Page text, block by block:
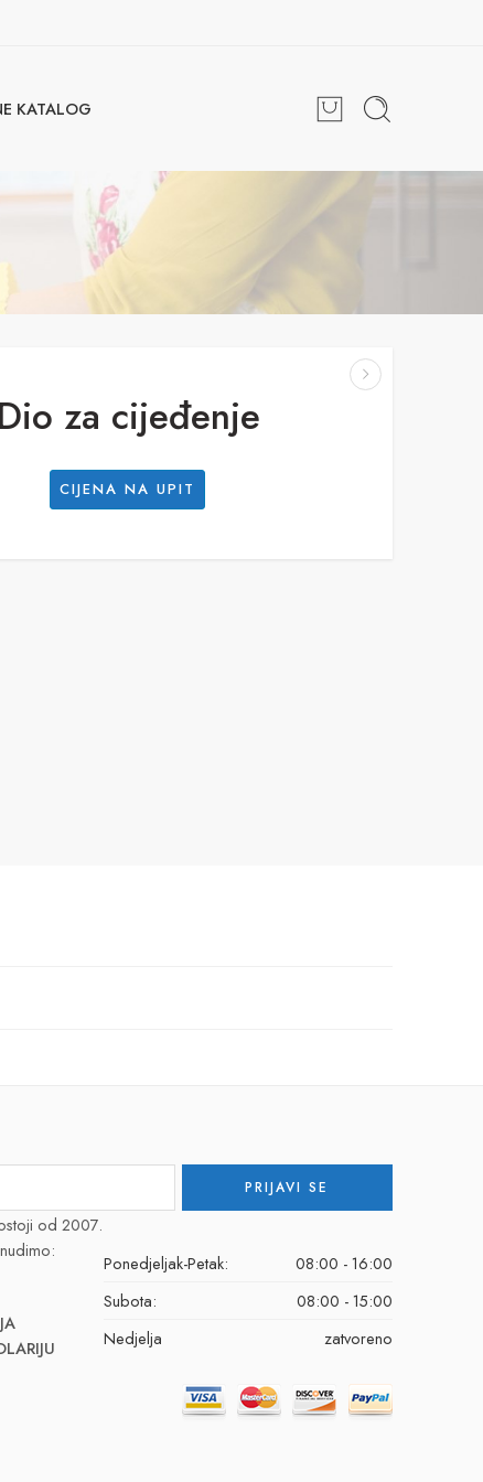
KATALOG
Dio za cijeđenje
CIJENA NA UPIT
od 2007.
Ponedjeljak-Petak:
08:00 - 16:00
Subota:
08:00 - 15:00
Nedjelja
zatvoreno